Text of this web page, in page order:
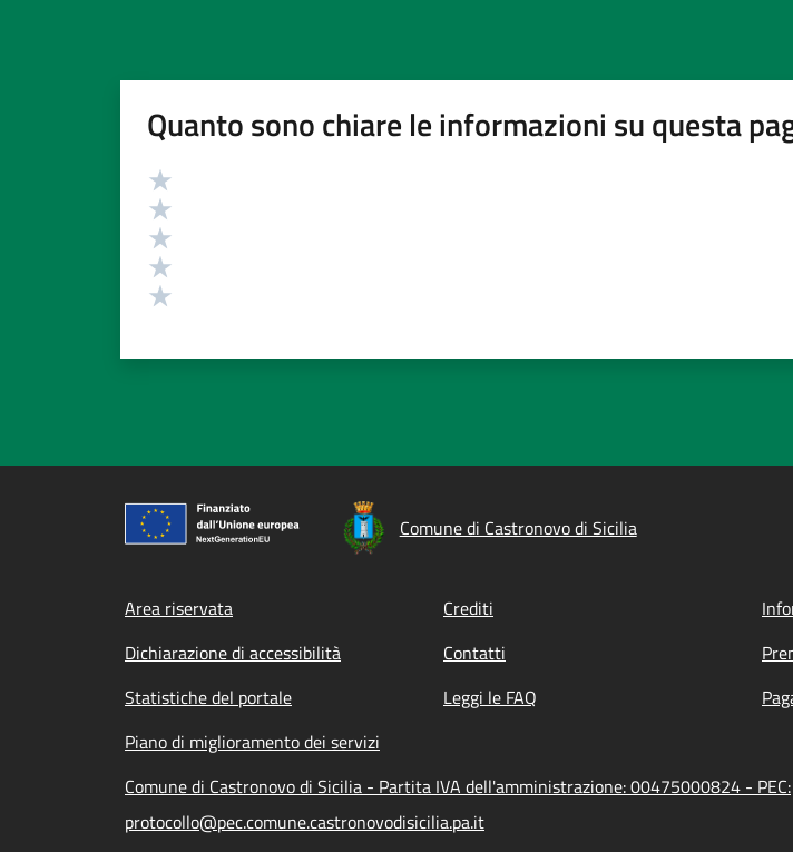
Quanto sono chiare le informazioni su questa
Valutazione
Comune di Castronovo di Sicilia
Footer menu
Area riservata Crediti
Dichiarazione di accessibilità
Contatti
Statistiche del portale
Leggi le FAQ
Piano di miglioramento dei servizi
Comune di Castronovo di Sicilia - Partita IVA dell'amministrazione: 00475000824 - PEC:
protocollo@pec.comune.castronovodisicilia.pa.it